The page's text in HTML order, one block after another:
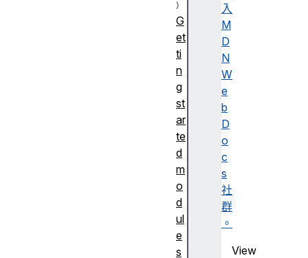
入
M
D
N
W
e
b
D
o
c
s
社
群
。
View
G
et
ti
n
g
st
ar
te
d
m
o
d
ul
e
s